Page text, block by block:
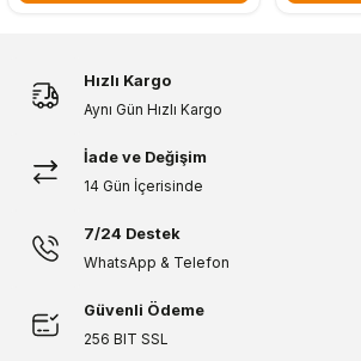
Hızlı Kargo
Aynı Gün Hızlı Kargo
İade ve Değişim
14 Gün İçerisinde
7/24 Destek
WhatsApp & Telefon
Güvenli Ödeme
256 BIT SSL